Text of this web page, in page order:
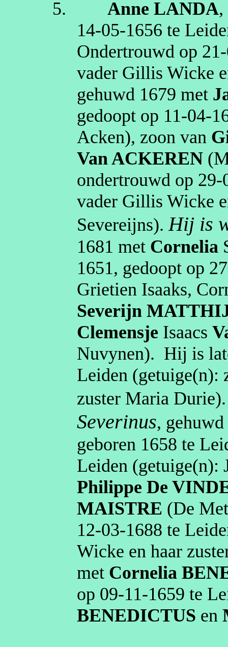
5. Anne LANDA
14‑05‑1656 te
Ondertrouwd op
vader GillisWicke
gehuwd 1679 met
gedoopt op
Acken), zoon van
Van ACKEREN
ondertrouwd op
vader GillisWicke
Severeijns).Hij is
1681 met Cornelia
1651, gedoopt op
Grietien Isaaks,
Severijn
Clemensje Isaacs
Nuvynen). Hij is
Leiden (getuige(n):
zuster Maria Durie
Severinus,
geboren 1658 te
Leiden (getuige(n):
Philippe De
MAISTRE (De
12‑03‑1688 te
Wicke en haar
met Cornelia
op 09‑11‑1659 te
BENEDICTUS en